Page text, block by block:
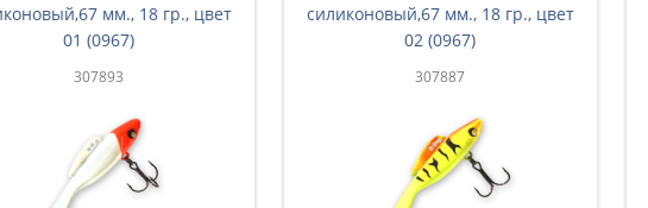
мм., 18 гр., цвет
01 (0967)
307893
силиконовый,67 мм., 18 гр., цвет
02 (0967)
307887